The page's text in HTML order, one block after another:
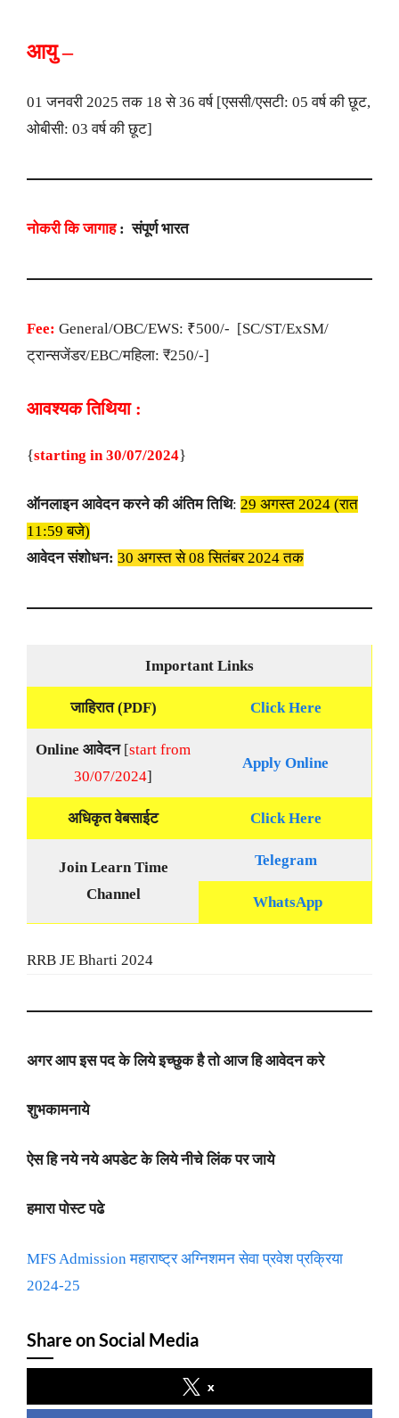
आयु –
01 जनवरी 2025 तक 18 से 36 वर्ष [एससी/एसटी: 05 वर्ष की छूट,
ओबीसी: 03 वर्ष की छूट]
नोकरी कि जागाह: संपूर्ण भारत
Fee: General/OBC/EWS: ₹500/- [SC/ST/ExSM/
ट्रान्सजेंडर/EBC/महिला: ₹250/-]
आवश्यक तिथिया :
{starting in 30/07/2024}
ऑनलाइन आवेदन करने की अंतिम तिथि: 29 अगस्त 2024 (रात
11:59 बजे)
आवेदन संशोधन: 30 अगस्त से 08 सितंबर 2024 तक
Important Links
जाहिरात (PDF) Click Here
Online आवेदन [start from
30/07/2024]
Apply Online
अधिकृत वेबसाईट Click Here
Join Learn Time
Channel
Telegram
WhatsApp
RRB JE Bharti 2024
अगर आप इस पद के लिये इच्छुक है तो आज हि आवेदन करे
शुभकामनाये
ऐस हि नये नये अपडेट के लिये नीचे लिंक पर जाये
हमारा पोस्ट पढे
MFS Admission महाराष्ट्र अग्निशमन सेवा प्रवेश प्रक्रिया
2024-25
Share on Social Media
x